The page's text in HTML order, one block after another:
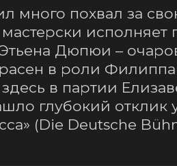
похвал за
исполняет
Дюпюи –
в роли
в партии
глубокий отклик
(Die Deutsche